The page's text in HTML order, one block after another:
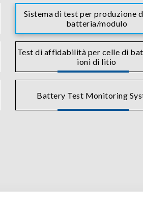
Sistema di test per produzione
batteria/modulo
Test di affidabilità per celle di
ioni di litio
Battery Test Monitoring